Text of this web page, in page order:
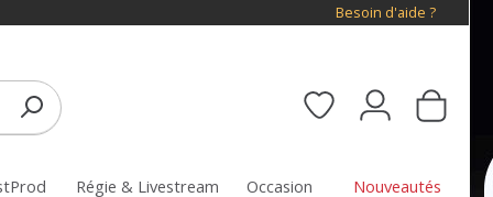
Besoin d'aide ?
Régie & Livestream Occasion Nouveautés